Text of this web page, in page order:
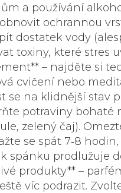
a používání
ochrannou
pít dostatek vody
toxiny, které stres
– najděte si
cvičení nebo
se na klidnější stav
potraviny
zelený čaj).
se spát 7‑8
spánku prodlužuje
produkty** –
víc podrazit.